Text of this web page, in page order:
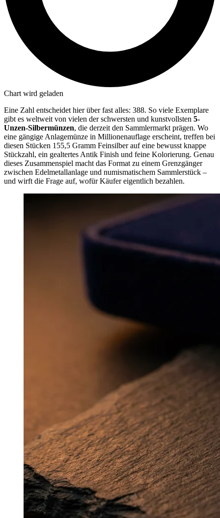
Chart wird geladen
Eine Zahl entscheidet hier über fast alles: 388. So viele Exemplare
gibt es weltweit von vielen der schwersten und kunstvollsten 5-
Unzen-Silbermünzen, die derzeit den Sammlermarkt prägen. Wo
eine gängige Anlagemünze in Millionenauflage erscheint, treffen bei
diesen Stücken 155,5 Gramm Feinsilber auf eine bewusst knappe
Stückzahl, ein gealtertes Antik Finish und feine Kolorierung. Genau
dieses Zusammenspiel macht das Format zu einem Grenzgänger
zwischen Edelmetallanlage und numismatischem Sammlerstück –
und wirft die Frage auf, wofür Käufer eigentlich bezahlen.